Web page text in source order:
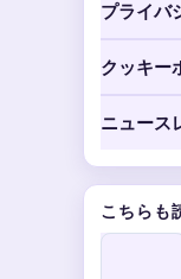
プライバ
クッキー
ニュース
こちらも